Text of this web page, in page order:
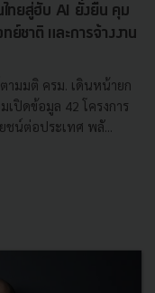
ทยสู่ฮับ AI ยั่งยืน คุม
ย์ชาติ และการจ้างงาน
ามมติ ครม. เดินหน้ายก
เปิดข้อมูล 42 โครงการ
ชน์ต่อประเทศ พลั...